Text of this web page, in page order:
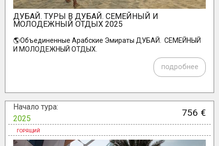
ДУБАЙ. ТУРЫ В ДУБАЙ. СЕМЕЙНЫЙ И
МОЛОДЕЖНЫЙ ОТДЫХ 2025
🌎Объединенные Арабские Эмираты ДУБАЙ. СЕМЕЙНЫЙ
И МОЛОДЕЖНЫЙ ОТДЫХ.
подробнее
Начало тура:
2025
756 €